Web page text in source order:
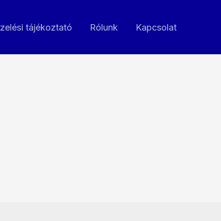
tájékoztató Rólunk Kapcsolat